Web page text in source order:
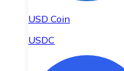
USD Coin
USDC